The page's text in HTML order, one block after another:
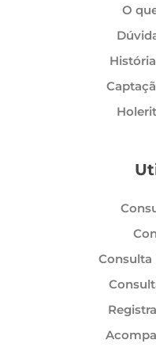
O
Consulta